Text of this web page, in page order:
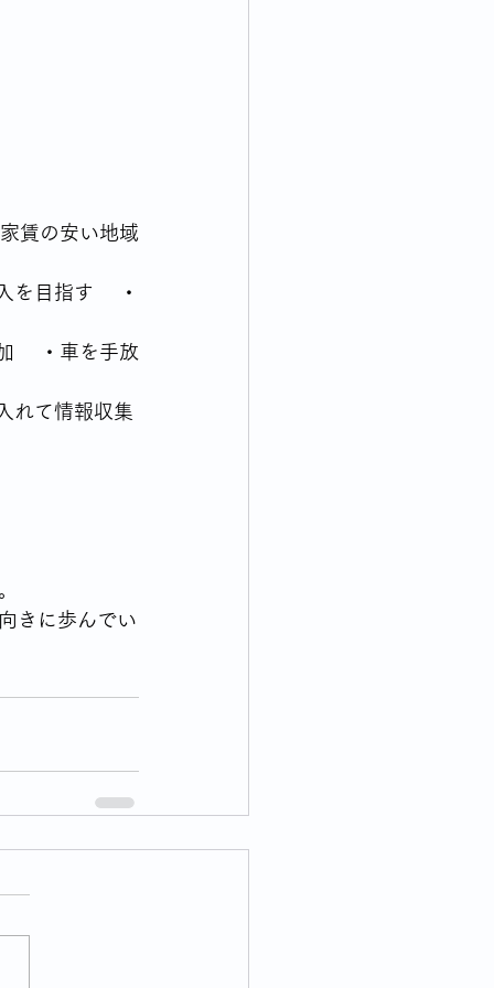
賃の安い地域
目指す 　・
　・車を手放
れて情報収集
きに歩んでい